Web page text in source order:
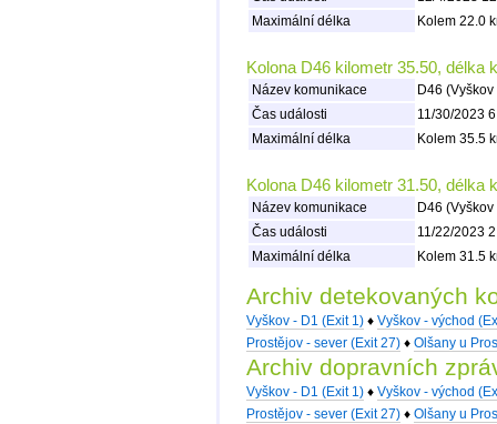
Maximální délka
Kolem 22.0
Kolona D46 kilometr 35.50, délka
Název komunikace
D46
Čas události
11/30/2023
Maximální délka
Kolem 35.5
Kolona D46 kilometr 31.50, délka
Název komunikace
D46
Čas události
11/22/2023
Maximální délka
Kolem 31.5
Archiv detekovaných
Vyškov - D1 (Exit 1)♦ Vyškov - východ
Prostějov - sever (Exit 27)♦ Olšany u
Archiv dopravních
Vyškov - D1 (Exit 1)♦ Vyškov - východ
Prostějov - sever (Exit 27)♦ Olšany u